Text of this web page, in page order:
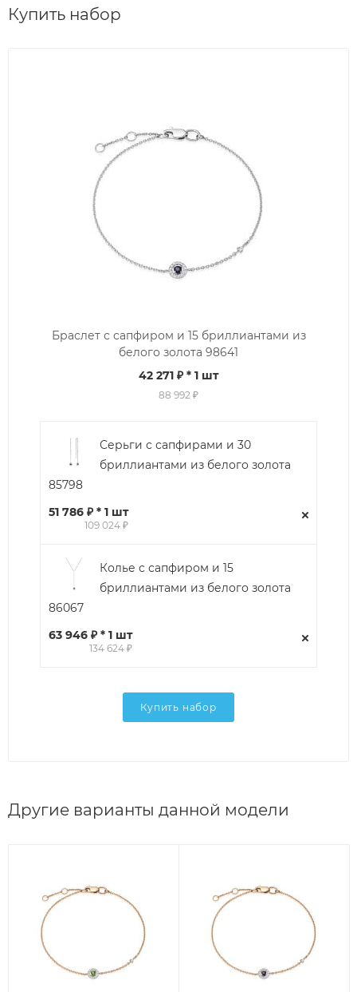
Купить набор
Браслет с сапфиром и 15 бриллиантами из
белого золота 98641
42 271 ₽ * 1 шт
88 992 ₽
Серьги с сапфирами и 30
бриллиантами из белого золота
85798
51 786 ₽ * 1 шт
109 024 ₽
Колье с сапфиром и 15
бриллиантами из белого золота
86067
63 946 ₽ * 1 шт
134 624 ₽
Купить набор
Другие варианты данной модели